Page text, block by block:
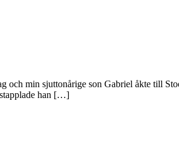
och min sjuttonårige son Gabriel åkte till
han […]